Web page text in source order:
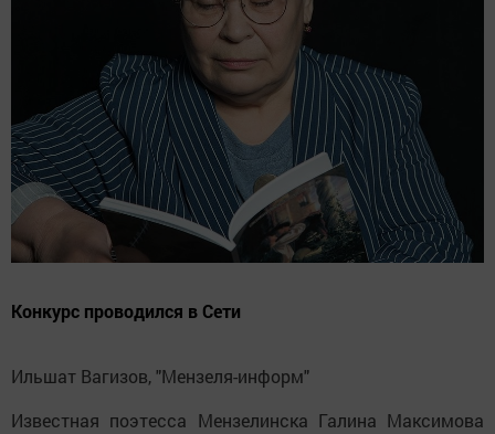
Конкурс проводился в Сети
Ильшат Вагизов, "Мензеля-информ"
Известная поэтесса Мензелинска Галина Максимова